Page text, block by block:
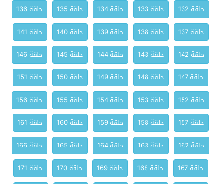
حلقة 132 حلقة 133 حلقة 134 حلقة 135
حلقة 136
حلقة 137
حلقة 138 حلقة 139 حلقة 140
حلقة 141
حلقة 142
حلقة 143 حلقة 144 حلقة 145
حلقة 146
حلقة 147
حلقة 148 حلقة 149 حلقة 150
حلقة 151
حلقة 152
حلقة 153 حلقة 154 حلقة 155
حلقة 156
حلقة 157
حلقة 158 حلقة 159 حلقة 160
حلقة 161
حلقة 162
حلقة 163 حلقة 164 حلقة 165
حلقة 166
حلقة 167
حلقة 168 حلقة 169 حلقة 170
حلقة 171